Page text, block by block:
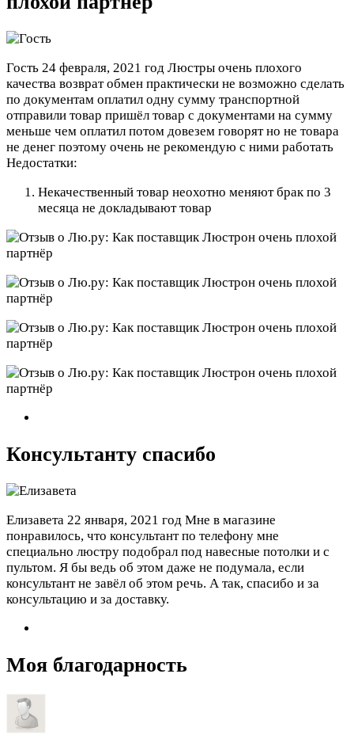
Гость 24 февраля, 2021 год Люстры очень плохого
качества возврат обмен практически не возможно сделать
по документам оплатил одну сумму транспортной
отправили товар пришёл товар с документами на сумму
меньше чем оплатил потом довезем говорят но не товара
не денег поэтому очень не рекомендую с ними работать
Недостатки:
Некачественный товар неохотно меняют брак по 3
месяца не докладывают товар
Консультанту спасибо
Елизавета 22 января, 2021 год Мне в магазине
понравилось, что консультант по телефону мне
специально люстру подобрал под навесные потолки и с
пультом. Я бы ведь об этом даже не подумала, если
консультант не завёл об этом речь. А так, спасибо и за
консультацию и за доставку.
Моя благодарность